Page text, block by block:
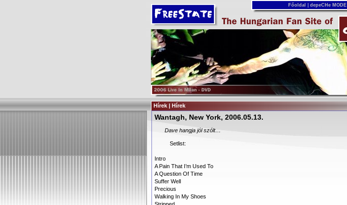
Főoldal depeCHe MODE
Hírek | Hírek
Wantagh, New York, 2006.05.13.
Dave hangja jól szólt…
Setlist:
Intro
A Pain That I’m Used To
A Question Of Time
Suffer Well
Precious
Walking In My Shoes